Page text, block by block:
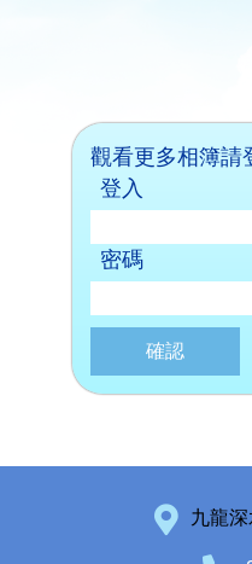
觀看更多相簿請
登入
密碼
九龍